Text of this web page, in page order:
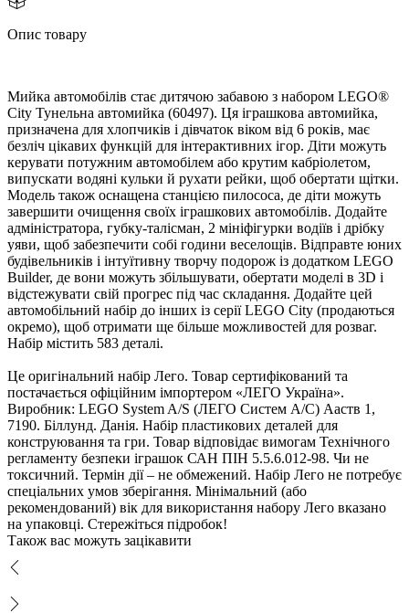
Опис товару
Мийка автомобілів стає дитячою забавою з набором LEGO®
City Тунельна автомийка (60497). Ця іграшкова автомийка,
призначена для хлопчиків і дівчаток віком від 6 років, має
езліч цікавих функцій для інтерактивних ігор. Діти можуть
керувати потужним автомобілем або крутим кабріолетом,
ипускати водяні кульки й рухати рейки, щоб обертати щітки.
Модель також оснащена станцією пилососа, де діти можуть
завершити очищення своїх іграшкових автомобілів. Додайте
адміністратора, губку-талісман, 2 мініфігурки водіїв і дрібку
уяви, щоб забезпечити собі години веселощів. Відправте юних
удівельників і інтуїтивну творчу подорож із додатком LEGO
Builder, де вони можуть збільшувати, обертати моделі в 3D і
ідстежувати свій прогрес під час складання. Додайте цей
автомобільний набір до інших із серії LEGO City (продаються
окремо), щоб отримати ще більше можливостей для розваг.
Набір містить 583 деталі.
Це оригінальний набір Лего. Товар сертифікований та
постачається офіційним імпортером «ЛЕГО Україна».
иробник: LEGO System A/S (ЛЕГО Систем А/С) Ааств 1,
7190. Біллунд. Данія. Набір пластикових деталей для
конструювання та гри. Товар відповідає вимогам Технічного
регламенту безпеки іграшок САН ПІН 5.5.6.012-98. Чи не
токсичний. Термін дії – не обмежений. Набір Лего не потребує
спеціальних умов зберігання. Мінімальний (або
рекомендований) вік для використання набору Лего вказано
на упаковці. Стережіться підробок!
Також вас можуть зацікавити